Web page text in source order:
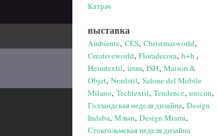
Катрач
выставка
Ambiente, CES, Christmasworld,
Creativeworld, Floradecora, h+h ,
Heimtextil, imm, ISH, Maison &
Objet, Nordstil, Salone del Mobile
Milano, Techtextil, Tendence, unicon,
Голландская неделя дизайна, Design
Indaba, Млын, Design Miami,
Стокгольмская неделя дизайна